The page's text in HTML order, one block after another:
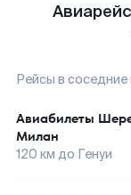
Рейсы в
Авиабилеты
Милан
120 км до Генуи